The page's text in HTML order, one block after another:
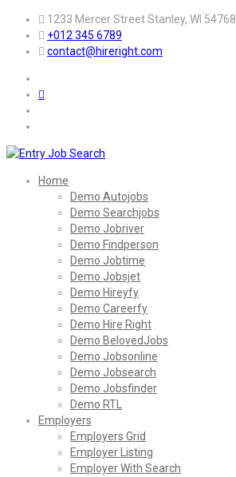
1233 Mercer Street Stanley, WI 54768
+012 345 6789
contact@hireright.com
Home
Demo Autojobs
Demo Searchjobs
Demo Jobriver
Demo Findperson
Demo Jobtime
Demo Jobsjet
Demo Hireyfy
Demo Careerfy
Demo Hire Right
Demo BelovedJobs
Demo Jobsonline
Demo Jobsearch
Demo Jobsfinder
Demo RTL
Employers
Employers Grid
Employer Listing
Employer With Search